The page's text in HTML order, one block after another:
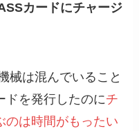
カードにチャージ
械は混んでいること
ドを発行したのにチ
のは時間がもったい